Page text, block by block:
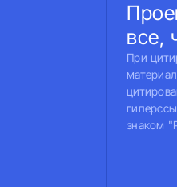
все,
При
знаком